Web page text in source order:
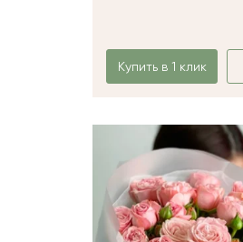
Купить в 1 клик